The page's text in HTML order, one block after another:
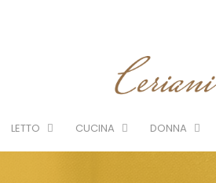
LETTO CUCINA DONNA